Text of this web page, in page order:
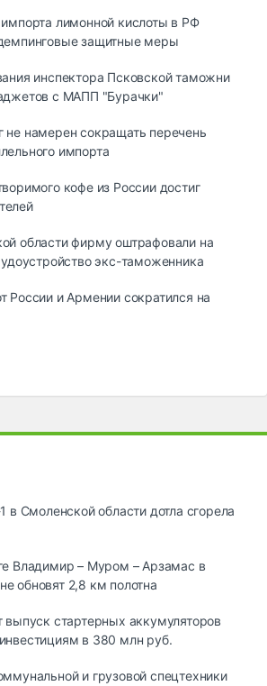
лимонной кислоты в РФ
защитные меры
инспектора Псковской таможни
с МАПП "Бурачки"
не намерен сокращать перечень
импорта
кофе из России достиг
области фирму оштрафовали на
экс-таможенника
России и Армении сократился на
в Смоленской области дотла сгорела
Владимир – Муром – Арзамас в
обновят 2,8 км полотна
выпуск стартерных аккумуляторов
в 380 млн руб.
и грузовой спецтехники